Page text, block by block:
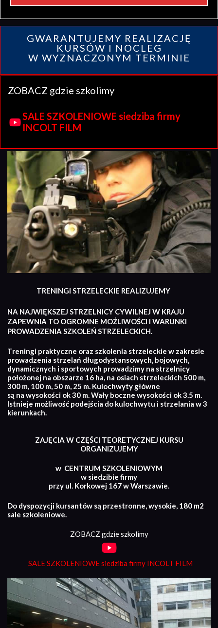
GWARANTUJEMY REALIZACJĘ
KURSÓW I NOCLEG
W WYZNACZONYM TERMINIE
ZOBACZ gdzie szkolimy
SALE SZKOLENIOWE siedziba firmy
INCOLT FILM
TRENINGI STRZELECKIE REALIZUJEMY
NA NAJWIĘKSZEJ STRZELNICY CYWILNEJ W KRAJU
ZAPEWNIA TO OGROMNE MOŻLIWOŚCI I WARUNKI
PROWADZENIA SZKOLEŃ STRZELECKICH.
Treningi praktyczne oraz szkolenia strzeleckie w zakresie
prowadzenia strzelań długodystansowych, bojowych,
dynamicznych i sportowych prowadzimy na strzelnicy
położonej na obszarze 16 ha, na osiach strzeleckich 500 m,
300 m, 100 m, 50 m, 25 m. Kulochwyty główne
są na wysokości ok 30 m. Wały boczne wysokości ok 3.5 m.
Istnieje możliwość podejścia do kulochwytu i strzelania w 3
kierunkach.
ZAJĘCIA W CZĘŚCI TEORETYCZNEJ KURSU
ORGANIZUJEMY
w CENTRUM SZKOLENIOWYM
w siedzibie firmy
przy ul. Korkowej 167 w Warszawie.
Do dyspozycji kursantów są przestronne, wysokie, 180 m2
sale szkoleniowe.
ZOBACZ gdzie szkolimy
SALE SZKOLENIOWE siedziba firmy INCOLT FILM